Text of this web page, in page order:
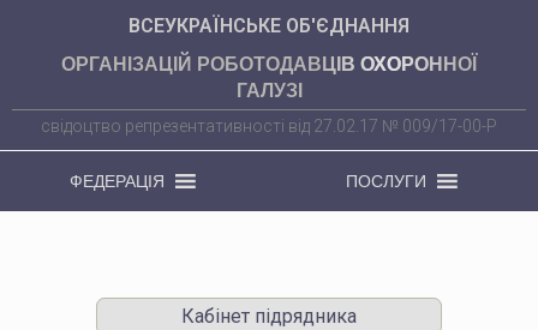
ВСЕУКРАЇНСЬКЕ ОБ'ЄДНАННЯ
ОРГАНІЗАЦІЙ РОБОТОДАВЦІВ ОХОРОННОЇ
ГАЛУЗІ
свідоцтво репрезентативності від 27.02.17 № 009/17-00-Р
ФЕДЕРАЦІЯ ПОСЛУГИ
Кабінет підрядника